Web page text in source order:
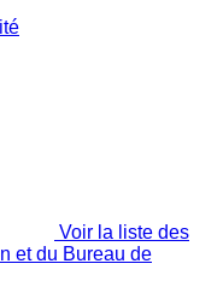
Voir la liste des
et du Bureau de